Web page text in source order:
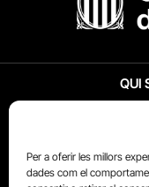
Per a oferir les millors
dades com el
QUI